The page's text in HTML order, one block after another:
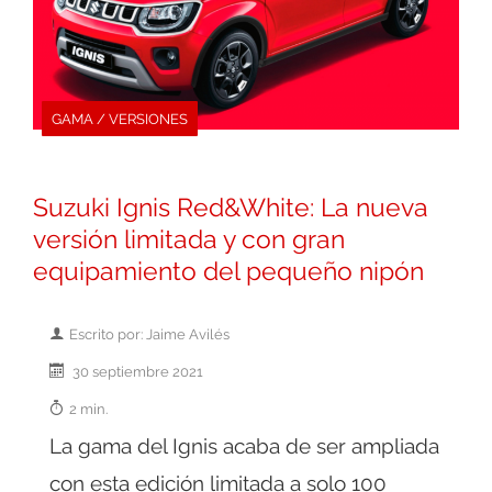
GAMA / VERSIONES
Suzuki Ignis Red&White: La nueva
versión limitada y con gran
equipamiento del pequeño nipón
Escrito por: Jaime Avilés
30 septiembre 2021
2 min.
La gama del Ignis acaba de ser ampliada
con esta edición limitada a solo 100